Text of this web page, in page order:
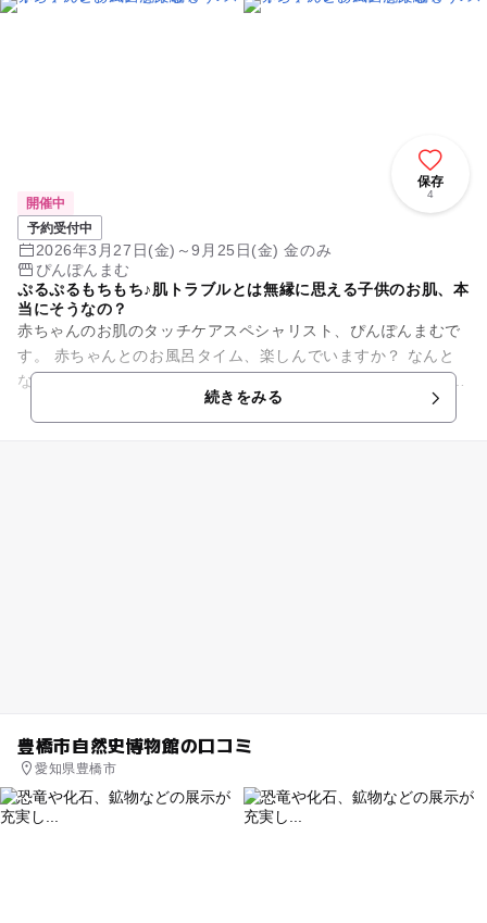
保存
4
開催中
予約受付中
2026年3月27日(金)～9月25日(金) 金のみ
ぴんぽんまむ
ぷるぷるもちもち♪肌トラブルとは無縁に思える子供のお肌、本
当にそうなの？
赤ちゃんのお肌のタッチケアスペシャリスト、ぴんぽんまむで
す。 赤ちゃんとのお風呂タイム、楽しんでいますか？ なんと
なーく赤ちゃんの体を洗っていませんか？ 「赤ちゃん用」って
続きをみる
豊橋市自然史博物館の口コミ
愛知県豊橋市